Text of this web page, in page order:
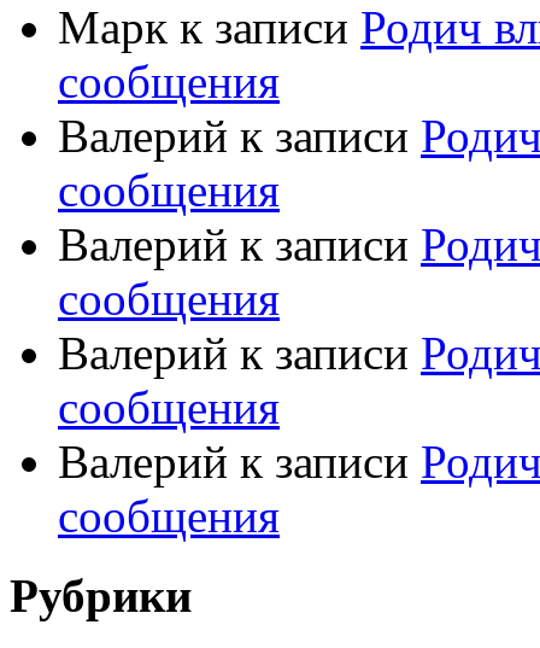
Марк к записи Родич
сообщения
Валерий к записи
сообщения
Валерий к записи
сообщения
Валерий к записи
сообщения
Валерий к записи
сообщения
Рубрики